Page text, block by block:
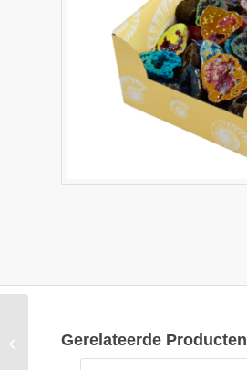
Gerelateerde Producten
Unicorn Point Keyring